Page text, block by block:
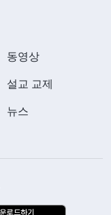
동영상
설교 교제
뉴스